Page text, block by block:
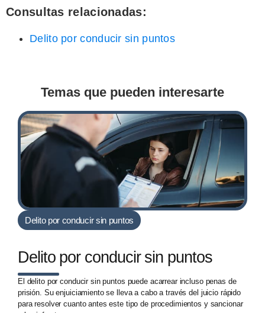
Consultas relacionadas:
Delito por conducir sin puntos
Temas que pueden interesarte
Delito por conducir sin puntos
Delito por conducir sin puntos
El delito por conducir sin puntos puede acarrear incluso penas de
prisión. Su enjuiciamiento se lleva a cabo a través del juicio rápido
para resolver cuanto antes este tipo de procedimientos y sancionar